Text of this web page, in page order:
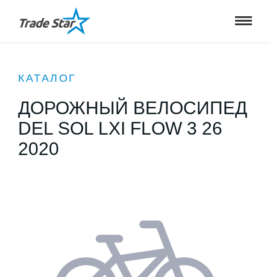
КАТАЛОГ
ДОРОЖНЫЙ ВЕЛОСИПЕД
DEL SOL LXI FLOW 3 26
2020